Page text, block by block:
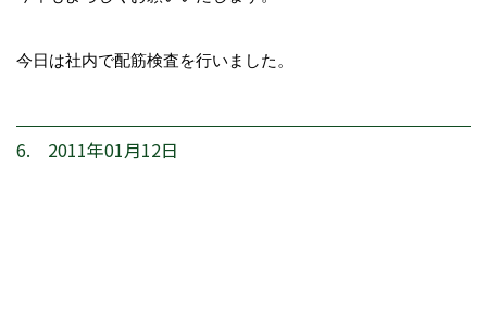
今日は社内で配筋検査を行いました。
6. 2011年01月12日